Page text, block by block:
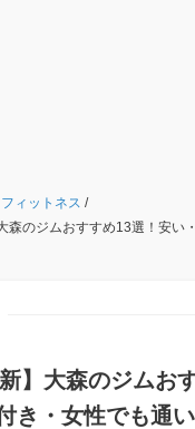
ィットネス /
森のジムおすすめ13選！安い
新】大森のジムお
き・女性でも通い